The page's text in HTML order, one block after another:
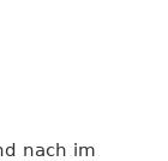
nach im